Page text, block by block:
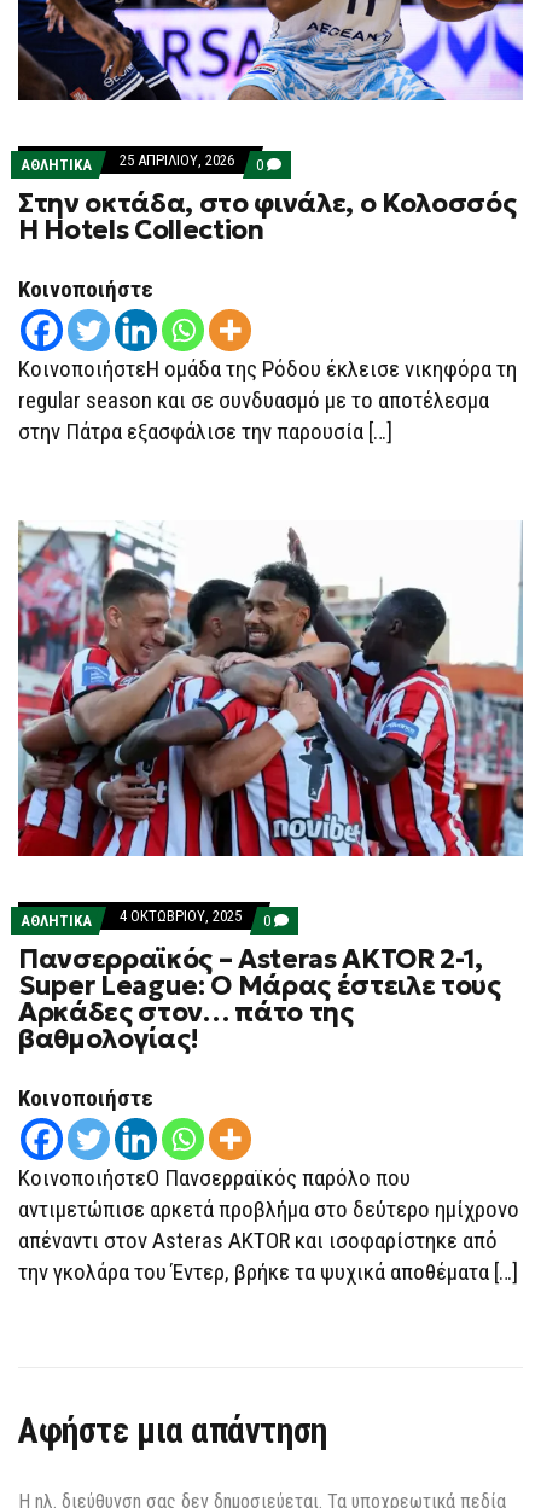
ΑΘΛΗΤΙΚΑ 25 ΑΠΡΙΛΊΟΥ, 2026 0 COMMENTS
ON
ΣΤΗΝ
ΟΚΤΆΔΑ,
Στην οκτάδα, στο φινάλε, ο Κολοσσός
H Hotels Collection
Κοινοποιήστε
ΚοινοποιήστεΗ ομάδα της Ρόδου έκλεισε νικηφόρα τη
regular season και σε συνδυασμό με το αποτέλεσμα
στην Πάτρα εξασφάλισε την παρουσία […]
ΑΘΛΗΤΙΚΑ 4 ΟΚΤΩΒΡΊΟΥ, 2025 0 COMMENTS
ON
ΠΑΝΣΕΡΡΑΪΚΌΣ
–
ASTERAS
AKTOR
ΑΡΚΆΔΕΣ
ΣΤΟΝ…
ΠΆΤΟ
ΤΗΣ
ΒΑΘΜΟΛΟΓΊΑΣ!
Πανσερραϊκός – Asteras AKTOR 2-1,
Super League: Ο Μάρας έστειλε τους
Αρκάδες στον… πάτο της
βαθμολογίας!
Κοινοποιήστε
ΚοινοποιήστεΟ Πανσερραϊκός παρόλο που
αντιμετώπισε αρκετά προβλήμα στο δεύτερο ημίχρονο
απέναντι στον Asteras AKTOR και ισοφαρίστηκε από
την γκολάρα του Έντερ, βρήκε τα ψυχικά αποθέματα […]
Αφήστε μια απάντηση
Η ηλ. διεύθυνση σας δεν δημοσιεύεται. Τα υποχρεωτικά πεδία